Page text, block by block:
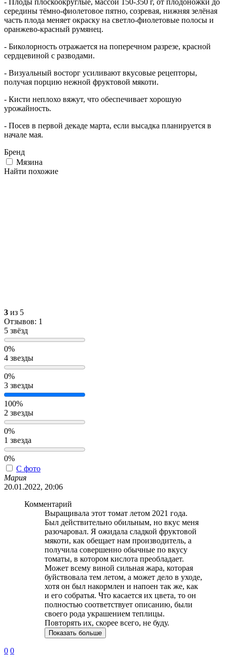
середины тёмно-фиолетовое пятно, созревая, нижняя зелёная
часть плода меняет окраску на светло-фиолетовые полосы и
оранжево-красный румянец.
- Биколорность отражается на поперечном разрезе, красной
сердцевиной с разводами.
- Визуальный восторг усиливают вкусовые рецепторы,
получая порцию нежной фруктовой мякоти.
- Кисти неплохо вяжут, что обеспечивает хорошую
урожайность.
- Посев в первой декаде марта, если высадка планируется в
начале мая.
Бренд
Мязина
Найти похожие
3 из 5
Отзывов: 1
5 звёзд
0%
4 звезды
0%
3 звезды
100%
2 звезды
0%
1 звезда
0%
С фото
Мария
20.01.2022, 20:06
Комментарий
Выращивала этот томат летом 2021 года.
Был действительно обильным, но вкус меня
разочаровал. Я ожидала сладкой фруктовой
мякоти, как обещает нам производитель, а
получила совершенно обычные по вкусу
томаты, в котором кислота преобладает.
Может всему виной сильная жара, которая
буйствовала тем летом, а может дело в уходе,
хотя он был накормлен и напоен так же, как
и его собратья. Что касается их цвета, то он
полностью соответствует описанию, были
своего рода украшением теплицы.
Повторять их, скорее всего, не буду.
Показать больше
0 0